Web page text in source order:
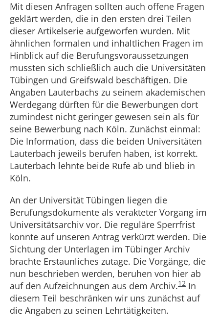
Mit diesen Anfragen sollten auch offene Fragen
geklärt werden, die in den ersten drei Teilen
dieser Artikelserie aufgeworfen wurden. Mit
ähnlichen formalen und inhaltlichen Fragen im
Hinblick auf die Berufungsvoraussetzungen
mussten sich schließlich auch die Universitäten
Tübingen und Greifswald beschäftigen. Die
Angaben Lauterbachs zu seinem akademischen
Werdegang dürften für die Bewerbungen dort
zumindest nicht geringer gewesen sein als für
seine Bewerbung nach Köln. Zunächst einmal:
Die Information, dass die beiden Universitäten
Lauterbach jeweils berufen haben, ist korrekt.
Lauterbach lehnte beide Rufe ab und blieb in
Köln.
An der Universität Tübingen liegen die
Berufungsdokumente als verakteter Vorgang im
Universitätsarchiv vor. Die reguläre Sperrfrist
konnte auf unseren Antrag verkürzt werden. Die
Sichtung der Unterlagen im Tübinger Archiv
brachte Erstaunliches zutage. Die Vorgänge, die
nun beschrieben werden, beruhen von hier ab
auf den Aufzeichnungen aus dem Archiv.12 In
diesem Teil beschränken wir uns zunächst auf
die Angaben zu seinen Lehrtätigkeiten.